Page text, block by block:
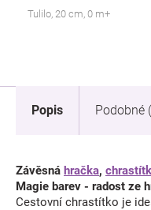
Tulilo, 20 cm, 0 m+
Popis Podobné
Závěsná hračka,
Magie barev - radost ze
Cestovní chrastítko je